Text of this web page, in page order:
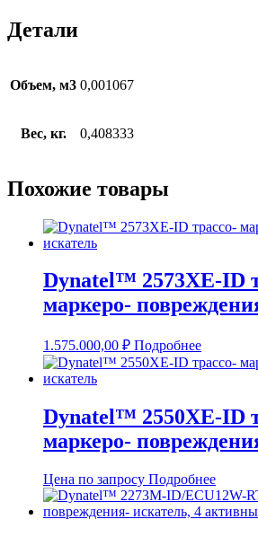
Детали
Объем, м3 0,001067
Вес, кг. 0,408333
Похожие товары
Dynatel™ 2573XE-ID
маркеро-
1.575.000,00 ₽ Подробнее
Dynatel™ 2550XE-ID
маркеро-
Цена по запросу Подробнее